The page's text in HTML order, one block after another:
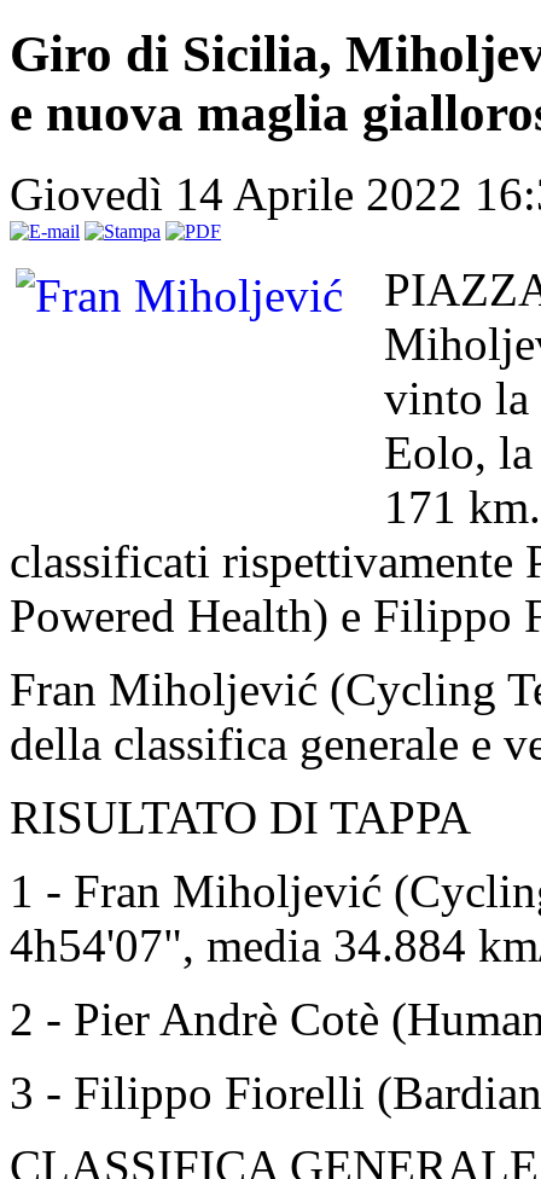
Giro di Sicilia,
e nuova maglia
Giovedì 14 Aprile 2022
vinto la
Eolo,
171
classificati rispettivamente
Powered Health) e Filippo
Fran Miholjević (Cycling
della classifica generale e
RISULTATO DI TAPPA
1 - Fran Miholjević
4h54'07", media 34.884
2 - Pier Andrè Cotè
3 - Filippo Fiorelli
CLASSIFICA GENERALE